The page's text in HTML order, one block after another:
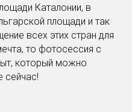
Каталонии, в
площади и так
всех этих стран для
то фотосессия с
который можно
сейчас!